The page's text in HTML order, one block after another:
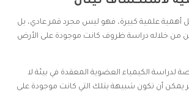
علمية كبيرة، فهو ليس مجرد قمر عادي، بل
من خلاله دراسة ظروف كانت موجودة على الأرض
لدراسة الكيمياء العضوية المعقدة في بيئة لا
يمكن أن تكون شبيهة بتلك التي كانت موجودة على